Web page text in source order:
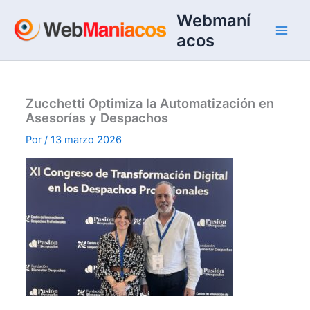
contenido
Webmaní
acos
Zucchetti Optimiza la Automatización en
Asesorías y Despachos
Por/13 marzo 2026